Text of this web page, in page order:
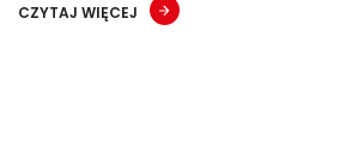
CZYTAJ WIĘCEJ